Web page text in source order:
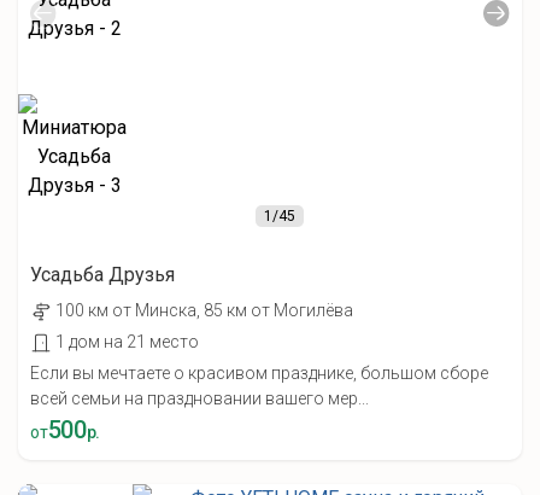
1/45
Усадьба Друзья
100 км от Минска, 85 км от Могилёва
1 дом на 21 место
Если вы мечтаете о красивом празднике, большом сборе
всей семьи на праздновании вашего мер...
от500р.